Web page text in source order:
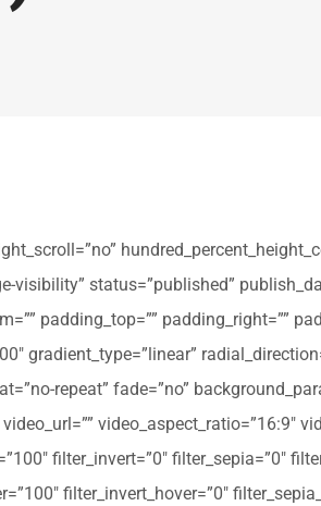
status=”published”
padding_top=”” padding_right=””
gradient_type=”linear”
repeat” fade=”no”
video_aspect_ratio=”16:9″
filter_invert=”0″ filter_sepia=”0″
filter_invert_hover=”0″